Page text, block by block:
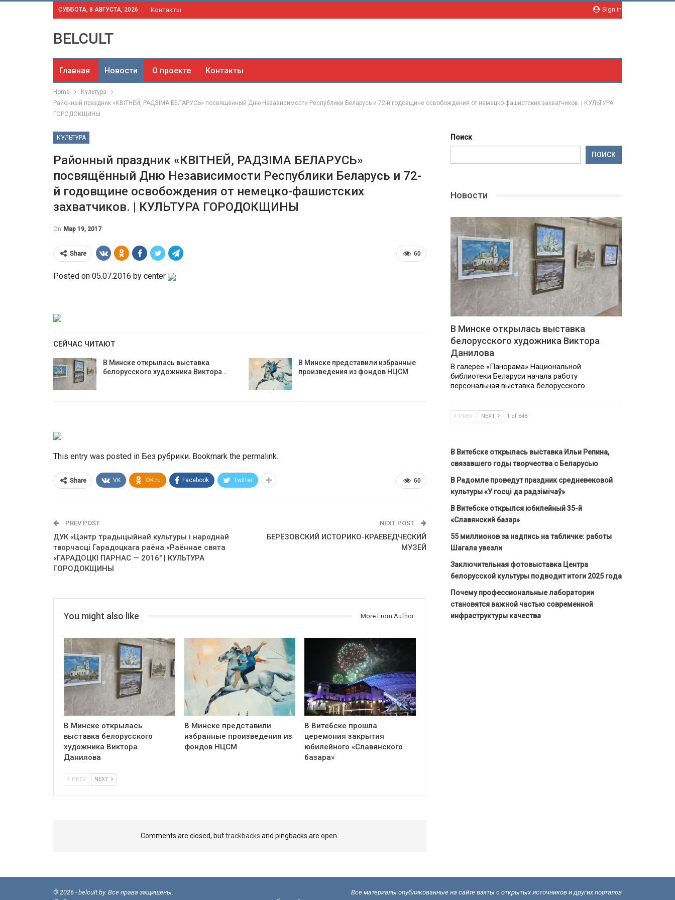
Sign in
СУББОТА, 8 АВГУСТА, 2026 Контакты
BELCULT
Главная Новости О проекте Контакты
Home
Культура
Районный праздник «КВІТНЕЙ, РАДЗІМА БЕЛАРУСЬ» посвящённый Дню Независимости Республики Беларусь и 72-й годовщине освобождения от немецко-фашистских захватчиков. | КУЛЬТУРА
ГОРОДОКЩИНЫ
КУЛЬТУРА
Районный праздник «КВІТНЕЙ, РАДЗІМА БЕЛАРУСЬ»
посвящённый Дню Независимости Республики Беларусь и 72-
й годовщине освобождения от немецко-фашистских
захватчиков. | КУЛЬТУРА ГОРОДОКЩИНЫ
On Мар 19, 2017
60
Share
Posted on 05.07.2016 by center
СЕЙЧАС ЧИТАЮТ
В Минске открылась выставка
белорусского художника Виктора…
В Минске представили избранные
произведения из фондов НЦСМ
This entry was posted in Без рубрики. Bookmark the permalink.
60
Share VK OK.ru Facebook Twitter
PREV POST
ДУК «Цэнтр традыцыйнай культуры і народнай
творчасці Гарадоцкага раёна «Раённае свята
«ГАРАДОЦКІ ПАРНАС — 2016″ | КУЛЬТУРА
ГОРОДОКЩИНЫ
NEXT POST
БЕРЁЗОВСКИЙ ИСТОРИКО-КРАЕВЕДЧЕСКИЙ
МУЗЕЙ
You might also like More From Author
В Минске открылась
выставка белорусского
художника Виктора
Данилова
В Минске представили
избранные произведения из
фондов НЦСМ
В Витебске прошла
церемония закрытия
юбилейного «Славянского
базара»
PREV NEXT
Comments are closed, buttrackbacks and pingbacks are open.
Поиск
ПОИСК
Новости
В Минске открылась выставка
белорусского художника Виктора
Данилова
В галерее «Панорама» Национальной
библиотеки Беларуси начала работу
персональная выставка белорусского…
PREV NEXT 1 of 848
В Витебске открылась выставка Ильи Репина,
связавшего годы творчества с Беларусью
В Радомле проведут праздник средневековой
культуры «У госці да радзімічаў»
В Витебске открылся юбилейный 35-й
«Славянский базар»
55 миллионов за надпись на табличке: работы
Шагала увезли
Заключительная фотовыставка Центра
белорусской культуры подводит итоги 2025 года
Почему профессиональные лаборатории
становятся важной частью современной
инфраструктуры качества
© 2026 - belcult.by. Все права защищены.
Все материалы опубликованные на сайте взяты с открытых источников и других порталов